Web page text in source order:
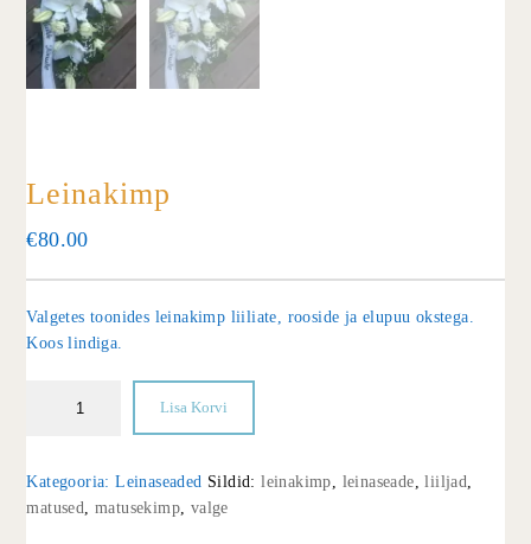
Leinakimp
€80.00
Valgetes toonides leinakimp liiliate, rooside ja elupuu okstega.
Koos lindiga.
Lisa Korvi
Kategooria:Leinaseaded Sildid:leinakimp leinaseade ,liiljad
matused ,matusekimp valge